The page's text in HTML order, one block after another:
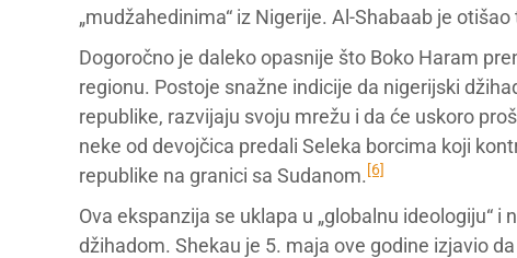
„mudžahedinima“ iz Nigerije. Al-Shabaab je
Dogoročno je daleko opasnije što Boko Haram
regionu. Postoje snažne indicije da nigerijski
republike, razvijaju svoju mrežu i da će uskoro
neke od devojčica predali Seleka borcima koji
republike na granici sa Sudanom. [6]
Ova ekspanzija se uklapa u „globalnu ideologiju“
džihadom. Shekau je 5. maja ove godine izjavio